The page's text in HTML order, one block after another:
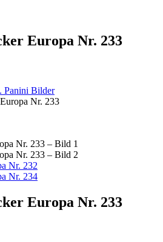
Europa Nr. 233
Panini Bilder
Nr. 233
Nr. 232
Nr. 234
Europa Nr. 233